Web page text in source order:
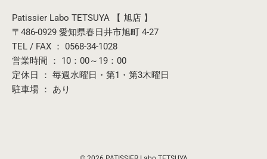
Patissier Labo TETSUYA 【 旭店 】
〒486-0929 愛知県春日井市旭町 4-27
TEL / FAX ： 0568-34-1028
営業時間 ： 10：00～19：00
定休日 ： 毎週水曜日・第1・第3木曜日
駐車場 ： あり